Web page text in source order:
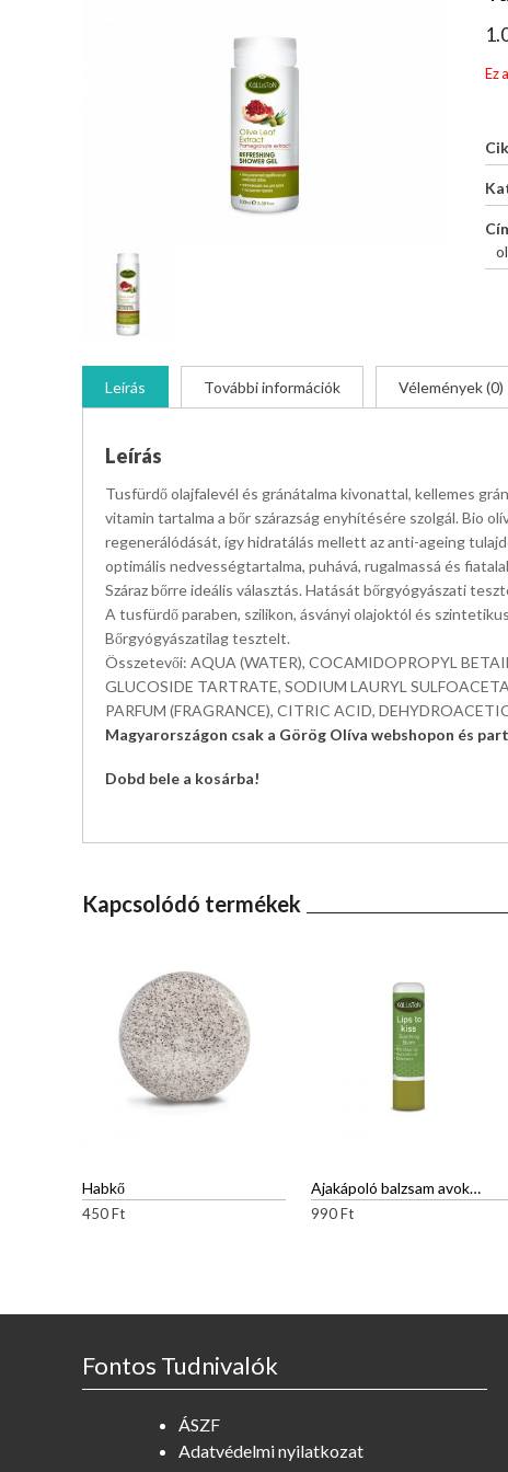
Ez
Leírás További információk Vélemények (0)
Leírás
Tusfürdő olajfalevél és gránátalma kivonattal, kellemes
vitamin tartalma a bőr szárazság enyhítésére szolgál. Bio
regenerálódását, így hidratálás mellett az anti-ageing
optimális nedvességtartalma, puhává, rugalmassá és
Száraz bőrre ideális választás. Hatását bőrgyógyászati
A tusfürdő paraben, szilikon, ásványi olajoktól és
Bőrgyógyászatilag tesztelt.
Összetevői: AQUA (WATER), COCAMIDOPROPYL
GLUCOSIDE TARTRATE, SODIUM LAURYL
PARFUM (FRAGRANCE), CITRIC ACID,
Magyarországon csak a Görög Olíva webshopon és
Dobd bele a kosárba!
Kapcsolódó termékek
Habkő
450Ft
Ajakápoló balzsam avokádóolajjal
990Ft
Fontos Tudnivalók
ÁSZF
Adatvédelmi nyilatkozat